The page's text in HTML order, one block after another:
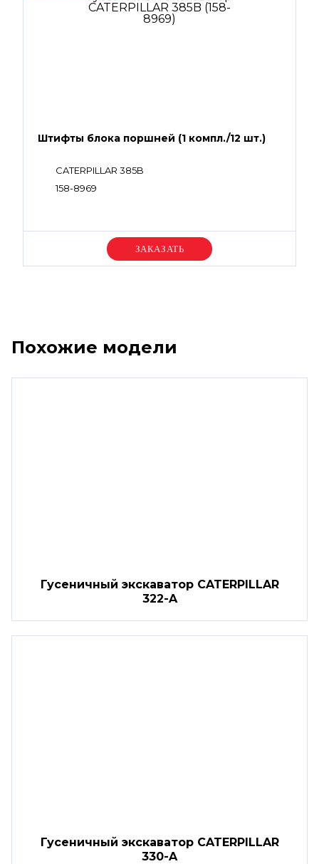
Штифты блока поршней (1 компл./12 шт.)
CATERPILLAR 385B
158-8969
Уточняйте цену
Похожие модели
Гусеничный экскаватор CATERPILLAR
322-A
Гусеничный экскаватор CATERPILLAR
330-A